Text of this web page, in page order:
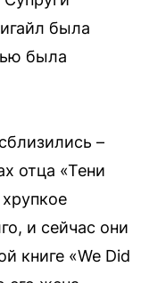
была
была
–
отца «Тени
и сейчас они
книге «We Did